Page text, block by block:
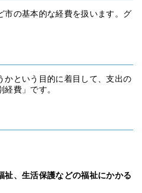
の基本的な経費を扱います。グ
という目的に着目して、支出の
費」です。
祉、生活保護などの福祉にかかる